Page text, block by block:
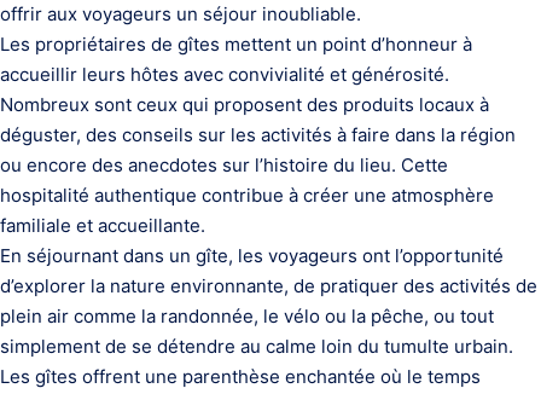
offrir aux voyageurs un séjour inoubliable.
Les propriétaires de gîtes mettent un point d’honneur à
accueillir leurs hôtes avec convivialité et générosité.
Nombreux sont ceux qui proposent des produits locaux à
déguster, des conseils sur les activités à faire dans la région
ou encore des anecdotes sur l’histoire du lieu. Cette
hospitalité authentique contribue à créer une atmosphère
familiale et accueillante.
En séjournant dans un gîte, les voyageurs ont l’opportunité
d’explorer la nature environnante, de pratiquer des activités de
plein air comme la randonnée, le vélo ou la pêche, ou tout
simplement de se détendre au calme loin du tumulte urbain.
Les gîtes offrent une parenthèse enchantée où le temps